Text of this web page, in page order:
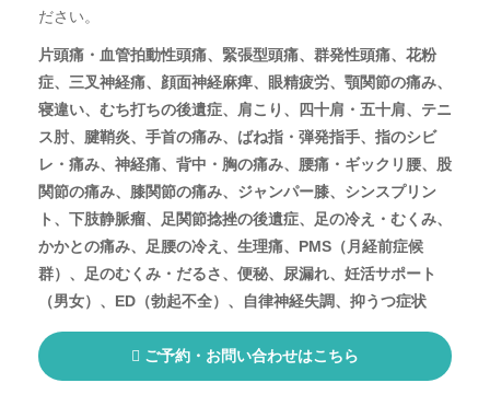
ださい。
片頭痛・血管拍動性頭痛、緊張型頭痛、群発性頭痛、花粉
症、三叉神経痛、顔面神経麻痺、眼精疲労、顎関節の痛み、
寝違い、むち打ちの後遺症、肩こり、四十肩・五十肩、テニ
ス肘、腱鞘炎、手首の痛み、ばね指・弾発指手、指のシビ
レ・痛み、神経痛、背中・胸の痛み、腰痛・ギックリ腰、股
関節の痛み、膝関節の痛み、ジャンパー膝、シンスプリン
ト、下肢静脈瘤、足関節捻挫の後遺症、足の冷え・むくみ、
かかとの痛み、足腰の冷え、生理痛、PMS（月経前症候
群）、足のむくみ・だるさ、便秘、尿漏れ、妊活サポート
（男女）、ED（勃起不全）、自律神経失調、抑うつ症状
ご予約・お問い合わせはこちら